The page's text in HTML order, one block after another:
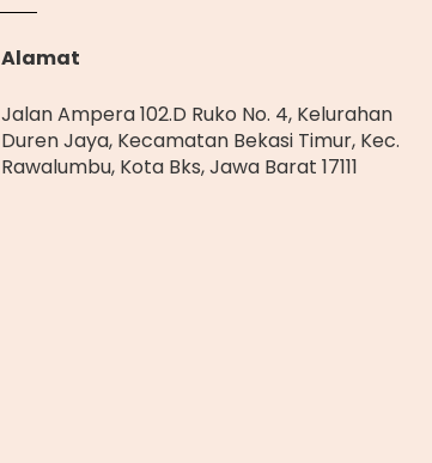
Alamat
Jalan Ampera 102.D Ruko No. 4, Kelurahan
Duren Jaya, Kecamatan Bekasi Timur, Kec.
Rawalumbu, Kota Bks, Jawa Barat 17111